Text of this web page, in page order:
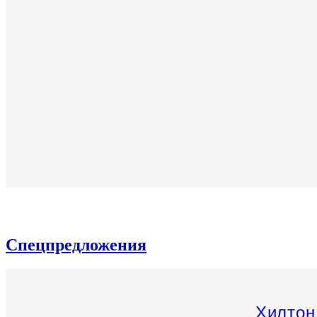
Спецпредложения
РаннееСемейные